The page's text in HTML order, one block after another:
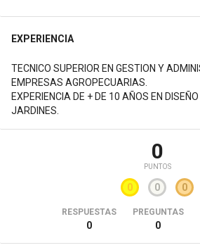
EXPERIENCIA
TECNICO SUPERIOR EN GESTION Y
EMPRESAS AGROPECUARIAS.
EXPERIENCIA DE + DE 10 AÑOS EN
JARDINES.
0
PUNTOS
0 0 0
RESPUESTAS
0
PREGUNTAS
0